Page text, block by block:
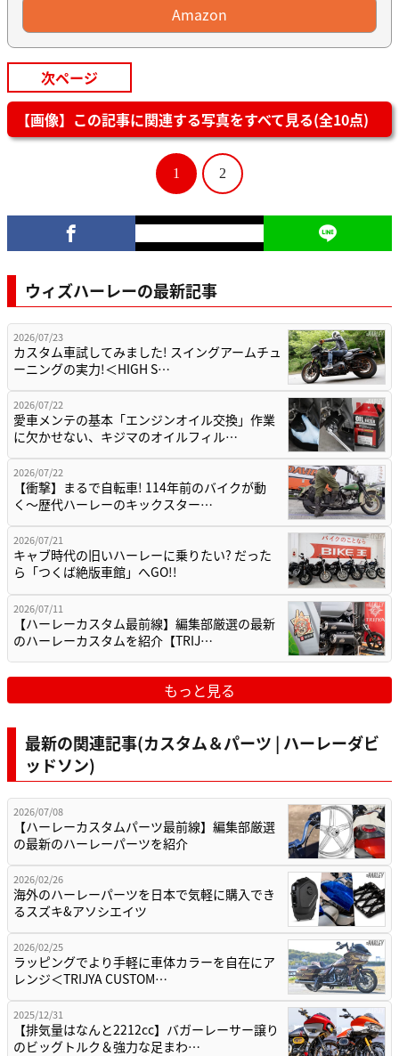
Amazon
次ページ
【画像】この記事に関連する写真をすべて見る(全10点)
1 2
ウィズハーレーの最新記事
2026/07/23
カスタム車試してみました! スイングアームチュ
ーニングの実力!＜HIGH S…
2026/07/22
愛車メンテの基本「エンジンオイル交換」作業
に欠かせない、キジマのオイルフィル…
2026/07/22
【衝撃】まるで自転車! 114年前のバイクが動
く〜歴代ハーレーのキックスター…
2026/07/21
キャブ時代の旧いハーレーに乗りたい? だった
ら「つくば絶版車館」へGO!!
2026/07/11
【ハーレーカスタム最前線】編集部厳選の最新
のハーレーカスタムを紹介【TRIJ…
もっと見る
最新の関連記事(カスタム＆パーツ | ハーレーダビ
ッドソン)
2026/07/08
【ハーレーカスタムパーツ最前線】編集部厳選
の最新のハーレーパーツを紹介
2026/02/26
海外のハーレーパーツを日本で気軽に購入でき
るスズキ&アソシエイツ
2026/02/25
ラッピングでより手軽に車体カラーを自在にア
レンジ＜TRIJYA CUSTOM…
2025/12/31
【排気量はなんと2212cc】バガーレーサー譲り
のビッグトルク＆強力な足まわ…